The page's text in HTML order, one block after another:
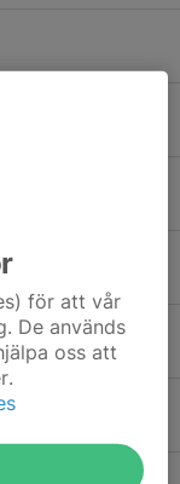
för att vår
De används
oss att